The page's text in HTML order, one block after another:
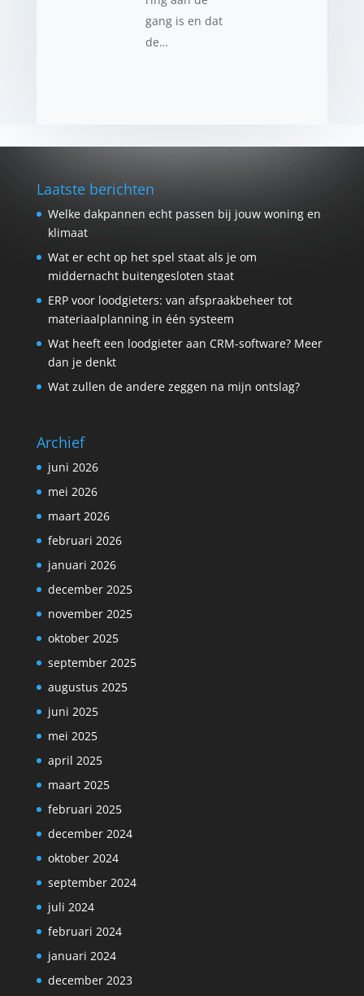
gang is en dat
de…
Laatste berichten
Welke dakpannen echt passen bij jouw woning en
klimaat
Wat er echt op het spel staat als je om
middernacht buitengesloten staat
ERP voor loodgieters: van afspraakbeheer tot
materiaalplanning in één systeem
Wat heeft een loodgieter aan CRM-software? Meer
dan je denkt
Wat zullen de andere zeggen na mijn ontslag?
Archief
juni 2026
mei 2026
maart 2026
februari 2026
januari 2026
december 2025
november 2025
oktober 2025
september 2025
augustus 2025
juni 2025
mei 2025
april 2025
maart 2025
februari 2025
december 2024
oktober 2024
september 2024
juli 2024
februari 2024
januari 2024
december 2023